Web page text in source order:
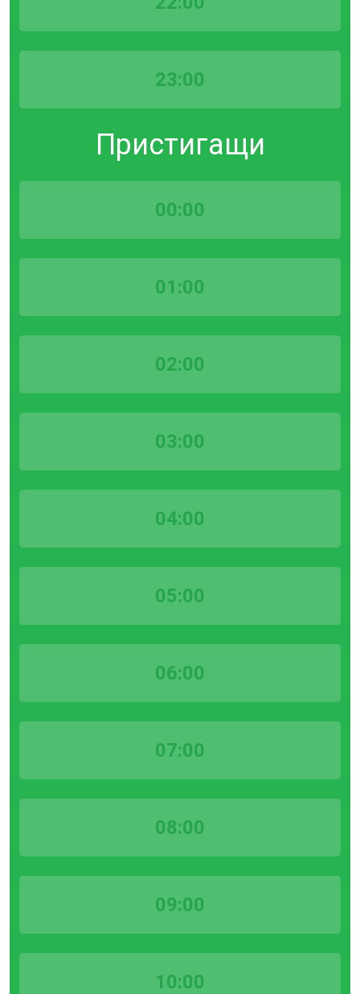
23:00
Пристигащи
00:00
01:00
02:00
03:00
04:00
05:00
06:00
07:00
08:00
09:00
10:00